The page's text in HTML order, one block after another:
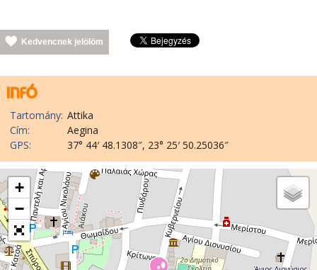
Kedvencnek jelölöm
Tartomány: Attika
Cím:
Aegina
GPS:
37° 44′ 48.1308″, 23° 25′ 50.25036″
+
−